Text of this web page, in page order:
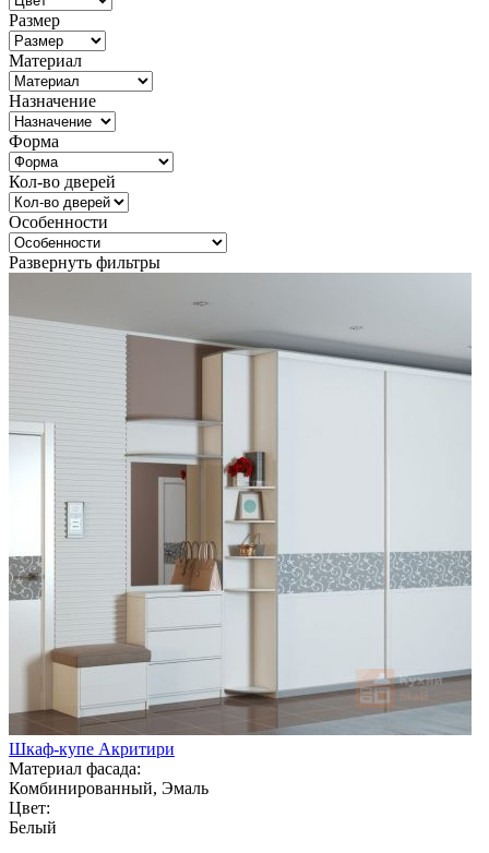
Размер
Материал
Назначение
Форма
Кол-во дверей
Особенности
Развернуть фильтры
Шкаф-купе Акритири
Материал фасада:
Комбинированный, Эмаль
Цвет:
Белый